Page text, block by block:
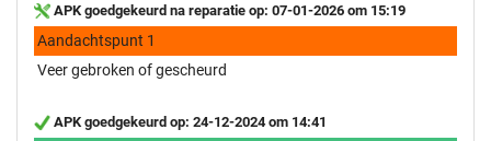
APK goedgekeurd na reparatie op: 07-01-2026 om 15:19
Aandachtspunt 1
Veer gebroken of gescheurd
APK goedgekeurd op: 24-12-2024 om 14:41